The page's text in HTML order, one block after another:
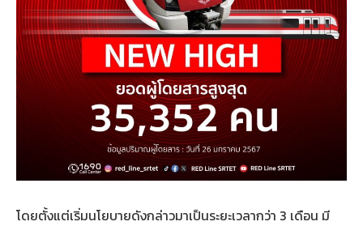
โดยตั้งแต่เริ่มนโยบายดังกล่าวมาเป็นระยะเวลากว่า 3 เดือน มี